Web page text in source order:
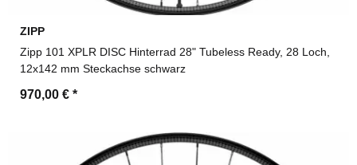
ZIPP
Zipp 101 XPLR DISC Hinterrad 28" Tubeless Ready, 28 Loch,
12x142 mm Steckachse schwarz
970,00 € *